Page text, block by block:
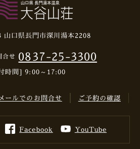
山口県長門市深川湯本2208
合せ 0837-25-3300
時間] 9:00～17:00
ールでのお問合せ ご予約の確認
Facebook YouTube